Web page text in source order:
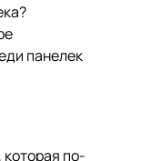
панелек
по-